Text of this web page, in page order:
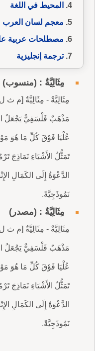
المحيط في اللغة
معجم لسان العرب
مصطلحات عربية
ترجمة إنجليزية
مِثَالِيَّةٌ : (منسوب)
مِثَالِيَّةٌ - مِثَالِيَّةٌ [م
مَذْهَبٌ فَلْسَفِيٌّ يَجْعَلُ
عُلْيَا فَوْقَ كُلِّ مَا هُوَ
تَمَثُّلُ الأَشْيَاءِ نَمَاذِجَ
الدَّعْوَةُ إِلَى الكَمَالِ
نَمُوذَجِيَّةً.
مِثَالِيَّةٌ : (مصدر)
مِثَالِيَّةٌ - مِثَالِيَّةٌ [م
مَذْهَبٌ فَلْسَفِيٌّ يَجْعَلُ
عُلْيَا فَوْقَ كُلِّ مَا هُوَ
تَمَثُّلُ الأَشْيَاءِ نَمَاذِجَ
الدَّعْوَةُ إِلَى الكَمَالِ
نَمُوذَجِيَّةً.